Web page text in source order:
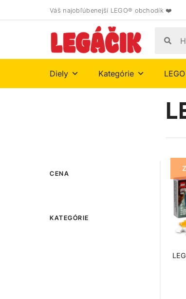
Váš najobľúbenejší LEGO® obchodík ❤️
Diely Kategórie
CENA
KATEGÓRIE